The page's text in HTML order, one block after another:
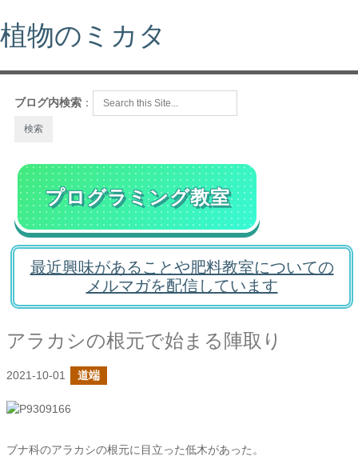
植物のミカタ
ブログ内検索 ：
プログラミング教室
最近興味があることや肥料教室についての
メルマガを配信しています
アラカシの根元で始まる陣取り
2021-10-01 道端
ブナ科のアラカシの根元に目立った低木があった。